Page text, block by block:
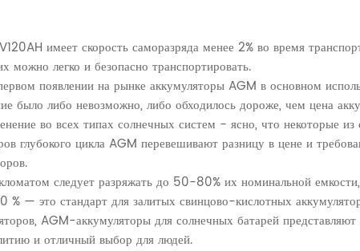
имеет скорость саморазряда менее 2% во время
можно легко и безопасно транспортировать.
появлении на рынке аккумуляторы AGM в основном
было либо невозможно, либо обходилось дороже, чем цена
во всех типах солнечных систем - ясно, что некоторые из
глубокого цикла AGM перевешивают разницу в цене и
следует разряжать до 50-80% их номинальной
% — это стандарт для залитых свинцово-кислотных
AGM-аккумуляторы для солнечных батарей
и отличный выбор для людей.